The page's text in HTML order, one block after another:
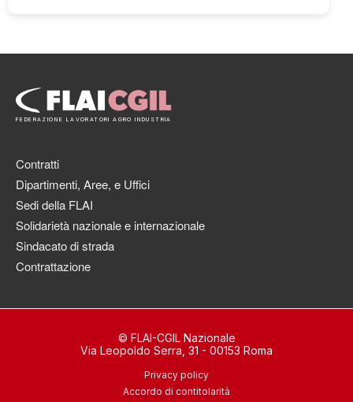
FEDERAZIONE LAVORATORI AGRO INDUSTRIA
Contratti
Dipartimenti, Aree, e Uffici
Sedi della FLAI
Solidarietà nazionale e internazionale
Sindacato di strada
Contrattazione
© FLAI-CGIL Nazionale
Via Leopoldo Serra, 31 - 00153 Roma
Privacy policy
Accordo di contitolarità